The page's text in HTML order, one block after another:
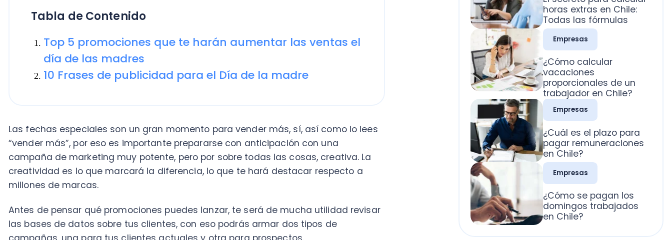
día de las madres
10 Frases de publicidad para el Día de la madre
Las fechas especiales son un gran momento para vender más, sí, así como lo lees
millones de marcas.
Antes de pensar qué promociones puedes lanzar, te será de mucha utilidad revisar
las bases de datos sobre tus clientes, con eso podrás armar dos tipos de
campañas, una para tus clientes actuales y otra para prospectos.
que es posible que en tu lista de clientes o contactos, tengas datos demográficos
y dependiendo del tipo de servicio o producto que ofrezcas es posible que puedas
saber si es mamá, hijo, hija, nieto, sobrino, sobrina, entre otros.
¿Cómo calcular
vacaciones
proporcionales de un
trabajador en Chile?
Empresas
¿Cuál es el plazo para
pagar remuneraciones
en Chile?
Empresas
¿Cómo se pagan los
domingos trabajados
en Chile?